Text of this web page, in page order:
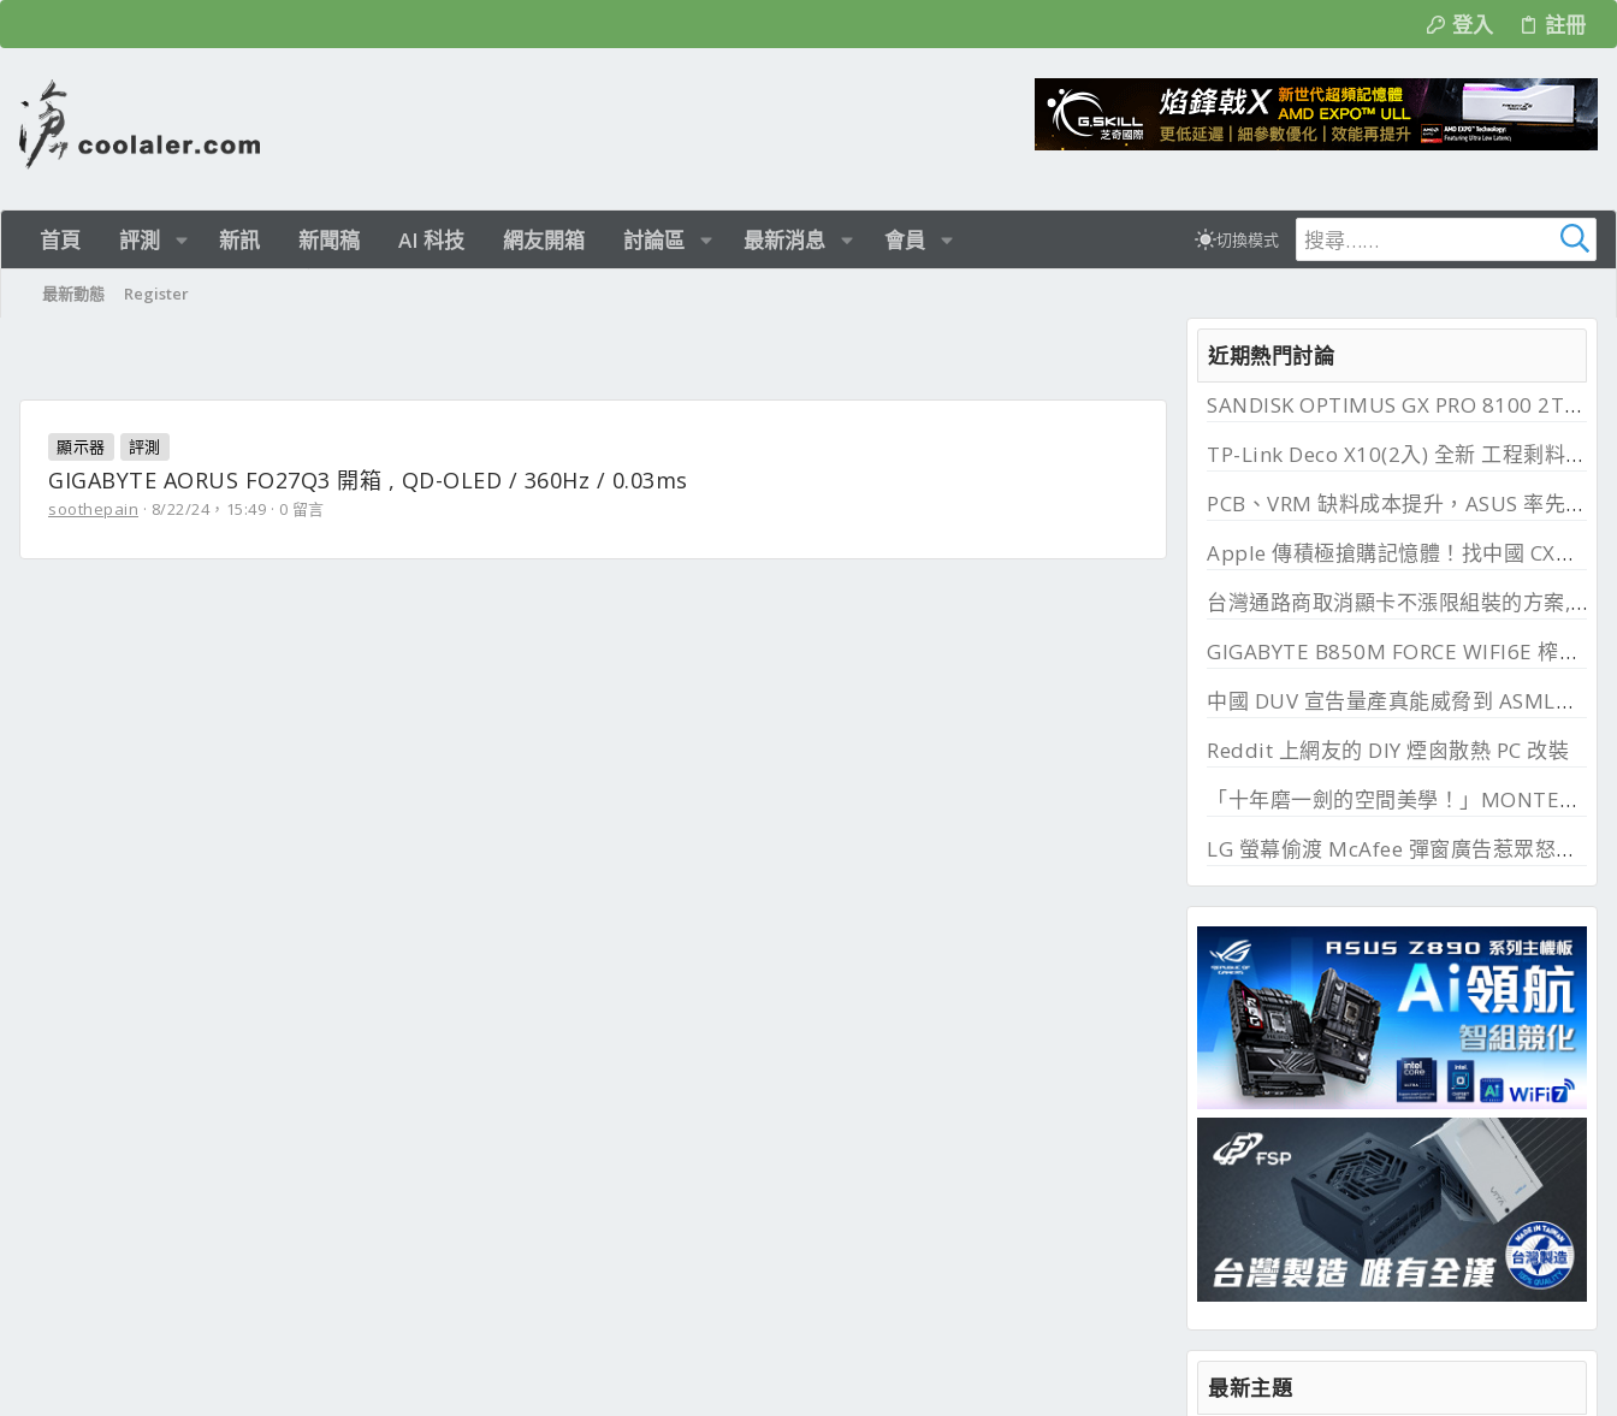
登入 註冊
首頁 評測 新訊 新聞稿 AI 科技 網友開箱 討論區 最新消息 會員 切換模式
最新動態 Register
顯示器 評測
GIGABYTE AORUS FO27Q3 開箱 , QD-OLED / 360Hz / 0.03ms
soothepain 8/22/24，15:49 0 留言
近期熱門討論
SANDISK OPTIMUS GX PRO 8100 2TB 與 850X 2TB 開箱, PCIe 5.0 與 4.0 效能比較
TP-Link Deco X10(2入) 全新 工程剩料 可店到店 免運費
PCB、VRM 缺料成本提升，ASUS 率先調漲主機板
Apple 傳積極搶購記憶體！找中國 CXMT 談價格碰壁
台灣通路商取消顯卡不漲限組裝的方案, 直漲 20~45%
GIGABYTE B850M FORCE WIFI6E 榨乾長鑫24G DDR
中國 DUV 宣告量產真能威脅到 ASML？外媒稱相差甚遠
Reddit 上網友的 DIY 煙囪散熱 PC 改裝
「十年磨一劍的空間美學！」MONTECH TEN 模組化機殼百變開箱 I3 模式實裝分享
LG 螢幕偷渡 McAfee 彈窗廣告惹眾怒，微軟出手制止
最新主題